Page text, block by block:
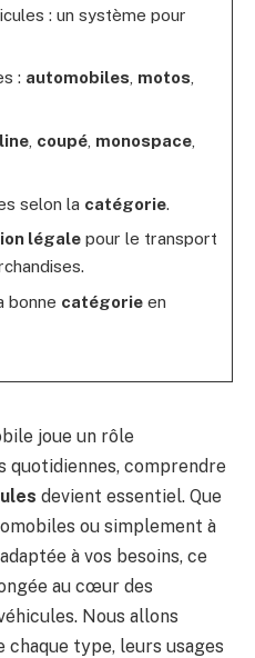
: un système pour
: automobiles motos
, coupé, monospace,
selon la catégorie.
légalepour le transport
bonne catégorieen
joue un rôle
quotidiennes, comprendre
devient essentiel. Que
ou simplement à
à vos besoins, ce
au cœur des
Nous allons
type, leurs usages